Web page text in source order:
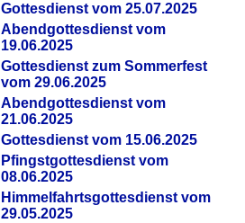
Gottesdienst vom 25.07.2025
Abendgottesdienst vom
19.06.2025
Gottesdienst zum Sommerfest
vom 29.06.2025
Abendgottesdienst vom
21.06.2025
Gottesdienst vom 15.06.2025
Pfingstgottesdienst vom
08.06.2025
Himmelfahrtsgottesdienst vom
29.05.2025